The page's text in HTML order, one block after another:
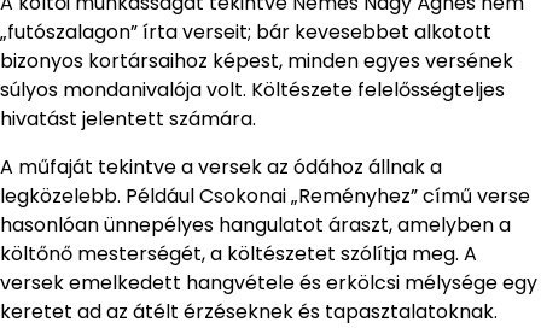
„futószalagon” írta verseit; bár kevesebbet alkotott
bizonyos kortársaihoz képest, minden egyes versének
súlyos mondanivalója volt. Költészete felelősségteljes
hivatást jelentett számára.
A műfaját tekintve a versek az ódához állnak a
legközelebb. Például Csokonai „Reményhez” című verse
hasonlóan ünnepélyes hangulatot áraszt, amelyben a
költőnő mesterségét, a költészetet szólítja meg. A
versek emelkedett hangvétele és erkölcsi mélysége egy
keretet ad az átélt érzéseknek és tapasztalatoknak.